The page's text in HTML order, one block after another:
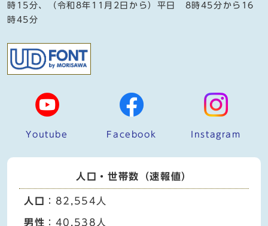
時15分、（令和8年11月2日から）平日 8時45分から16
時45分
Youtube Facebook Instagram
人口・世帯数（速報値）
人口 ：82,554人
男性 ：40,538人